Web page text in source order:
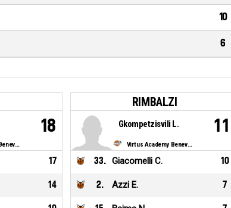
10
6
Virtus Academy Benevento
18
17
14
RIMBALZI
Virtus Academy Benevento
Gkompetzisvili L. 11
33. Giacomelli C. 10
2. Azzi E. 7